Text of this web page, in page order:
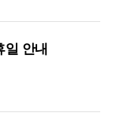
일 안내